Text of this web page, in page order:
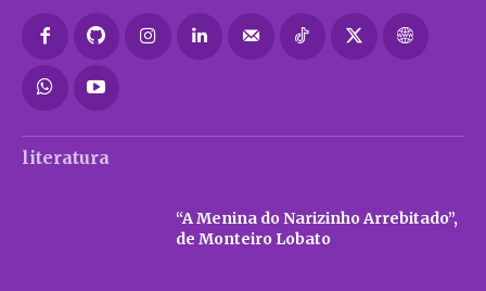
literatura
“A Menina do Narizinho Arrebitado”,
de Monteiro Lobato